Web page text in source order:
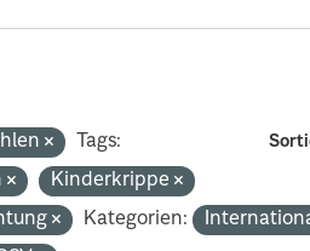
Tags:
Kinderkrippe
Kategorien: